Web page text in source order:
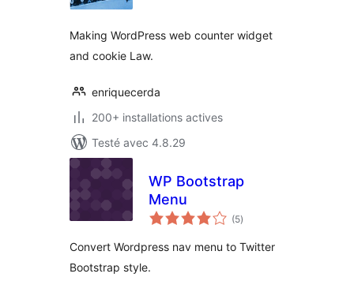
Making WordPress web counter widget
and cookie Law.
enriquecerda
200+ installations actives
Testé avec 4.8.29
WP Bootstrap
Menu
(5notes
en
)
Convert Wordpress nav menu to Twitter
Bootstrap style.